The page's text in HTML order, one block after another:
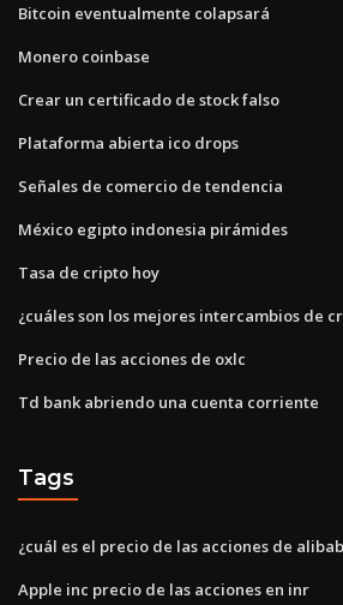
Bitcoin eventualmente colapsará
Monero coinbase
Crear un certificado de stock falso
Plataforma abierta ico drops
Señales de comercio de tendencia
México egipto indonesia pirámides
Tasa de cripto hoy
¿cuáles son los mejores intercambios de
Precio de las acciones de oxlc
Td bank abriendo una cuenta corriente
Tags
¿cuál es el precio de las acciones de
Apple inc precio de las acciones en inr